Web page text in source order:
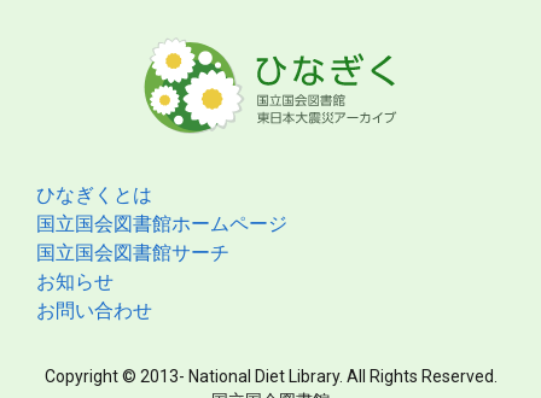
ひなぎくとは
国立国会図書館ホームページ
国立国会図書館サーチ
お知らせ
お問い合わせ
Copyright © 2013- National Diet Library. All Rights Reserved.